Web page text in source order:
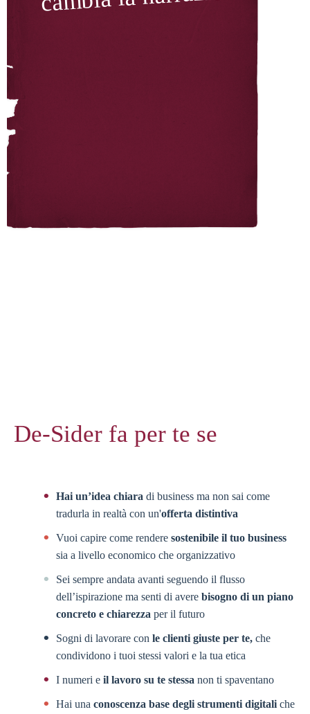
De-Sider fa per te se
Hai un’idea chiara di business ma non sai come
tradurla in realtà con un'offerta distintiva
Vuoi capire come rendere sostenibile il tuo business
sia a livello economico che organizzativo
Sei sempre andata avanti seguendo il flusso
dell’ispirazione ma senti di avere bisogno di un piano
concreto e chiarezza per il futuro
Sogni di lavorare con le clienti giuste per te, che
condividono i tuoi stessi valori e la tua etica
I numeri e il lavoro su te stessa non ti spaventano
Hai una conoscenza base degli strumenti digitali che